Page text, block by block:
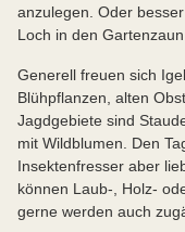
anzulegen. Oder
Loch in den
Generell freuen sich
Blühpflanzen, alten
Jagdgebiete sind
mit Wildblumen. Den
Insektenfresser aber
können Laub-, Holz-
gerne werden auch